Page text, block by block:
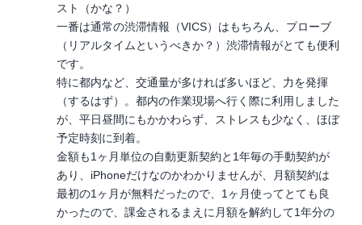
スト（かな？）
一番は通常の渋滞情報（VICS）はもちろん、プローブ
（リアルタイムというべきか？）渋滞情報がとても便利
です。
特に都内など、交通量が多ければ多いほど、力を発揮
（するはず）。都内の作業現場へ行く際に利用しました
が、平日昼間にもかかわらず、ストレスも少なく、ほぼ
予定時刻に到着。
金額も1ヶ月単位の自動更新契約と1年毎の手動契約が
あり、iPhoneだけなのかわかりませんが、月額契約は
最初の1ヶ月が無料だったので、1ヶ月使ってとても良
かったので、課金されるまえに月額を解約して1年分の